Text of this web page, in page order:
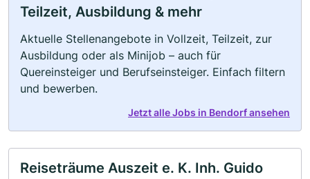
Teilzeit, Ausbildung & mehr
Aktuelle Stellenangebote in Vollzeit, Teilzeit, zur
Ausbildung oder als Minijob – auch für
Quereinsteiger und Berufseinsteiger. Einfach filtern
und bewerben.
Jetzt alle Jobs in Bendorf ansehen
Reiseträume Auszeit e. K. Inh. Guido